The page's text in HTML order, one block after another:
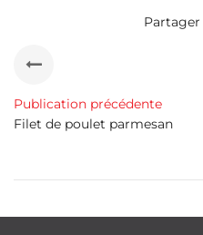
Publication précédente
Filet de poulet parmesan